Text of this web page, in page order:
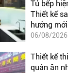
thể dễ dàng tháo,
tới nơi khác.
mà việc vệ sinh
Tủ bếp
Thiết kế
hướng mới
06/08/2026
Thiết kế
quán ăn